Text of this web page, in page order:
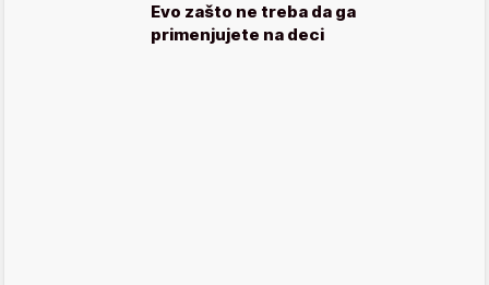
Evo zašto ne treba da ga
primenjujete na deci